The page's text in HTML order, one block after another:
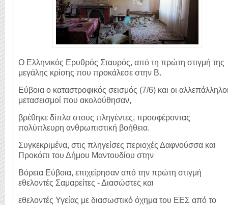
O Ελληνικός Ερυθρός Σταυρός, από τη πρώτη στιγμή της
μεγάλης κρίσης που προκάλεσε στην Β.
Εύβοια ο καταστροφικός σεισμός (7/6) και οι
μετασεισμοί που ακολούθησαν,
βρέθηκε δίπλα στους πληγέντες, προσφέροντας
πολύπλευρη ανθρωπιστική βοήθεια.
Συγκεκριμένα, στις πληγείσες περιοχές Δαφνούσσα και
Προκόπι του Δήμου Μαντουδίου στην
Βόρεια Εύβοια, επιχείρησαν από την πρώτη στιγμή
εθελοντές Σαμαρείτες - Διασώστες και
εθελοντές Υγείας με διασωστικό όχημα του ΕΕΣ από το